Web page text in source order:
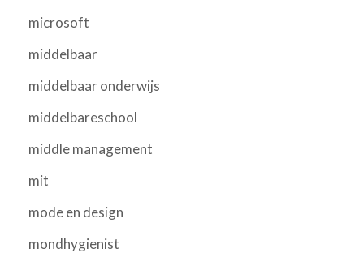
microsoft
middelbaar
middelbaar onderwijs
middelbareschool
middle management
mit
mode en design
mondhygienist